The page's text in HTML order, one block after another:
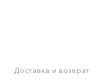
Доставка и возврат